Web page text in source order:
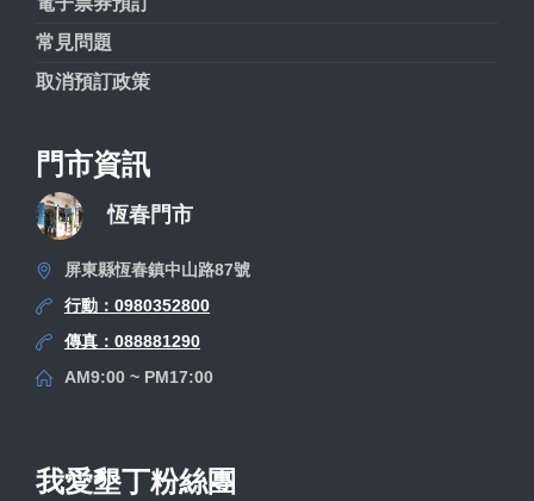
常見問題
取消預訂政策
門市資訊
恆春門市
屏東縣恆春鎮中山路87號
行動：0980352800
傳真：088881290
AM9:00 ~ PM17:00
我愛墾丁粉絲團